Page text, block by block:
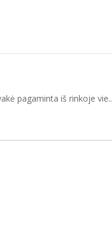
pagaminta iš rinkoje vie..